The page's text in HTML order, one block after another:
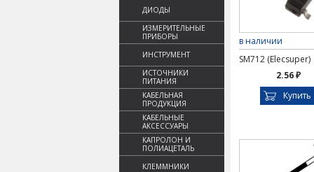
ДИОДЫ
ИЗМЕРИТЕЛЬНЫЕ
ПРИБОРЫ
ИНСТРУМЕНТ
ИСТОЧНИКИ
ПИТАНИЯ
КАБЕЛЬНАЯ
ПРОДУКЦИЯ
КАБЕЛЬНЫЕ
АКСЕССУАРЫ
КАПРОЛОН И
ПОЛИАЦЕТАЛЬ
КЛЕММНИКИ
в наличии
SM712 (Elecsuper)
2.56 ₽
Купить